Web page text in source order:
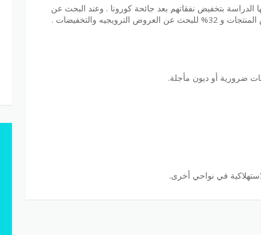
التي اجري عليها الدراسة بتخفيض نفقاتهم بعد جائحة كورونا . وعند البحث عن
ضرورية أو ديون مأجلة.
في نواحي أخرى.